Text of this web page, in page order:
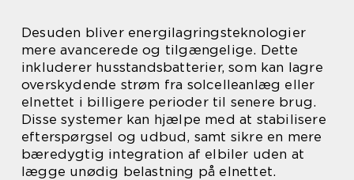
Desuden bliver energilagringsteknologier
mere avancerede og tilgængelige. Dette
inkluderer husstandsbatterier, som kan lagre
overskydende strøm fra solcelleanlæg eller
elnettet i billigere perioder til senere brug.
Disse systemer kan hjælpe med at stabilisere
efterspørgsel og udbud, samt sikre en mere
bæredygtig integration af elbiler uden at
lægge unødig belastning på elnettet.